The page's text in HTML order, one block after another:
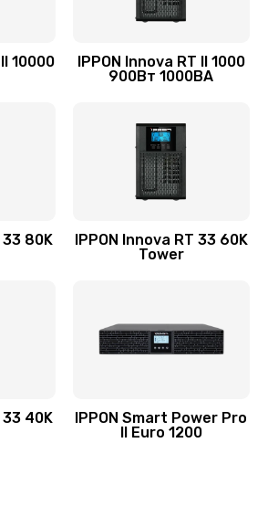
10000
IPPON Innova RT II 1000
900Вт 1000ВА
33 80K
IPPON Innova RT 33 60K
Tower
33 40K
IPPON Smart Power Pro
II Euro 1200